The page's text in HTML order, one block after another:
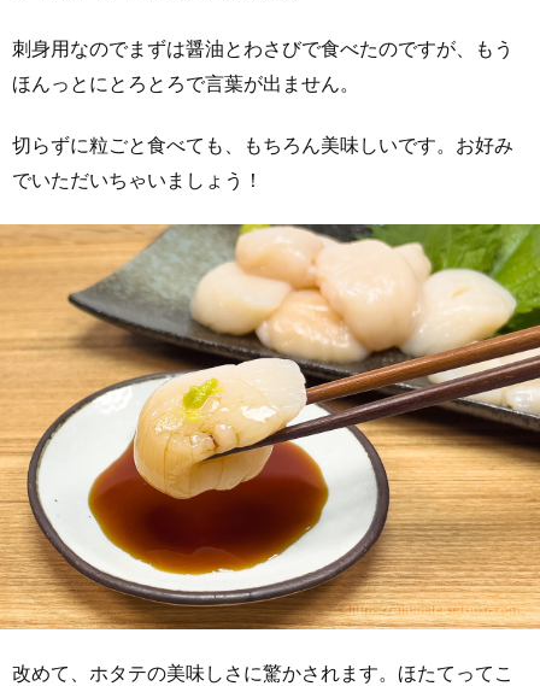
刺身用なのでまずは醤油とわさびで食べたのですが、もう
ほんっとにとろとろで言葉が出ません。
切らずに粒ごと食べても、もちろん美味しいです。お好み
でいただいちゃいましょう！
改めて、ホタテの美味しさに驚かされます。ほたてってこ